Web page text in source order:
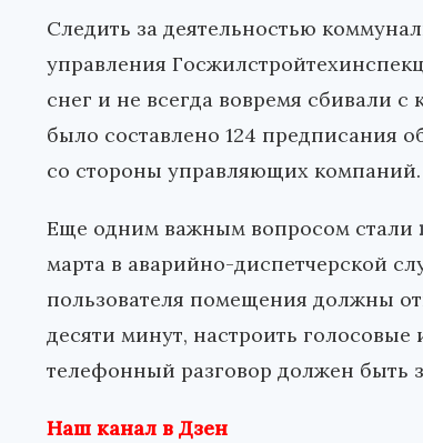
Следить за деятельностью
управления
снег и не всегда вовремя сбивали
было составлено 124 предписания
со стороны управляющих компаний.
Еще одним важным вопросом стали
марта в аварийно-диспетчерской
пользователя помещения должны
десяти минут, настроить
телефонный разговор должен быть
Наш канал в Дзен